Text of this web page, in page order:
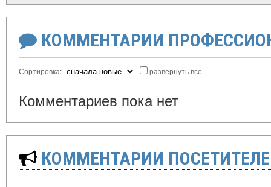
КОММЕНТАРИИ
Сортировка: развернуть все
Комментариев пока нет
КОММЕНТАРИИ